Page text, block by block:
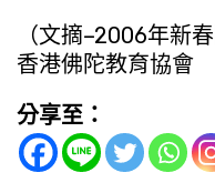
（文摘–2006年新
香港佛陀教育協會
分享至：